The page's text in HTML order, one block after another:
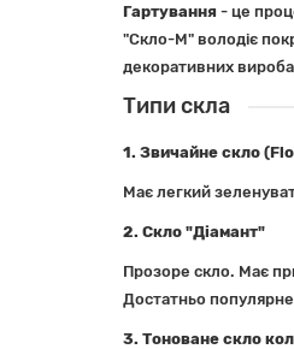
Гартування - це
"Скло-М" володіє
декоративних
Типи скла
1. Звичайне скло
Має легкий
2. Скло "Діамант"
Прозоре скло. Має
Достатньо популярне
3. Тоноване скло